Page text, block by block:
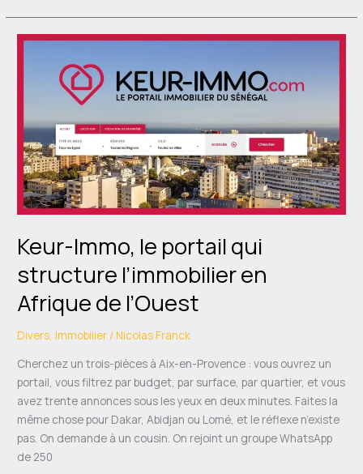
Keur-Immo, le portail qui
structure l’immobilier en
Afrique de l’Ouest
Divers,Immobilier /Nicolas Franck
Cherchez un trois-pièces à Aix-en-Provence : vous ouvrez un
portail, vous filtrez par budget, par surface, par quartier, et vous
avez trente annonces sous les yeux en deux minutes. Faites la
même chose pour Dakar, Abidjan ou Lomé, et le réflexe n’existe
pas. On demande à un cousin. On rejoint un groupe WhatsApp
de 250
Keur-
structure
l’immobilier
en
Afrique
de